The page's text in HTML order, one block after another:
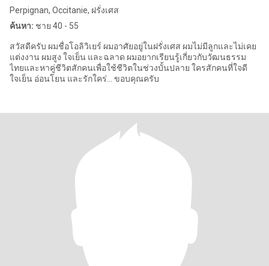
Perpignan, Occitanie, ฝรั่งเศส
ค้นหา: ชาย 40 - 55
สวัสดีครับ ผมชื่อโอลิวิเยร์ ผมอาศัยอยู่ในฝรั่งเศส ผมไม่มีลูกและไม่เคย
แต่งงาน ผมสูง ใจเย็น และฉลาด ผมอยากเรียนรู้เกี่ยวกับวัฒนธรรม
ไทยและหาคู่ชีวิตสักคนเพื่อใช้ชีวิตในช่วงบั้นปลาย ใครสักคนที่ใจดี
ใจเย็น อ่อนโยน และรักใคร่... ขอบคุณครับ